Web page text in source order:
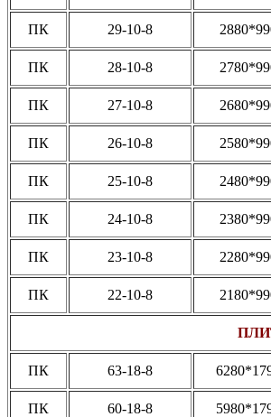
ПК 29-10-8
ПК 28-10-8
ПК 27-10-8
ПК 26-10-8
ПК 25-10-8
ПК 24-10-8
ПК 23-10-8
ПК 22-10-8
ПК 63-18-8
ПК 60-18-8